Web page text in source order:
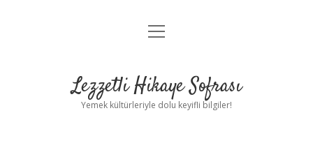
Anasayfa
Yasal Uyarı
menüyü
Lezzetli Hikaye Sofrası
Yemek kültürleriyle dolu keyifli bilgiler!